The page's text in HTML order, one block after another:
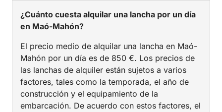
¿Cuánto cuesta alquilar una lancha por un día
en Maó-Mahón?
El precio medio de alquilar una lancha en Maó-
Mahón por un día es de 850 €. Los precios de
las lanchas de alquiler están sujetos a varios
factores, tales como la temporada, el año de
construcción y el equipamiento de la
embarcación. De acuerdo con estos factores, el